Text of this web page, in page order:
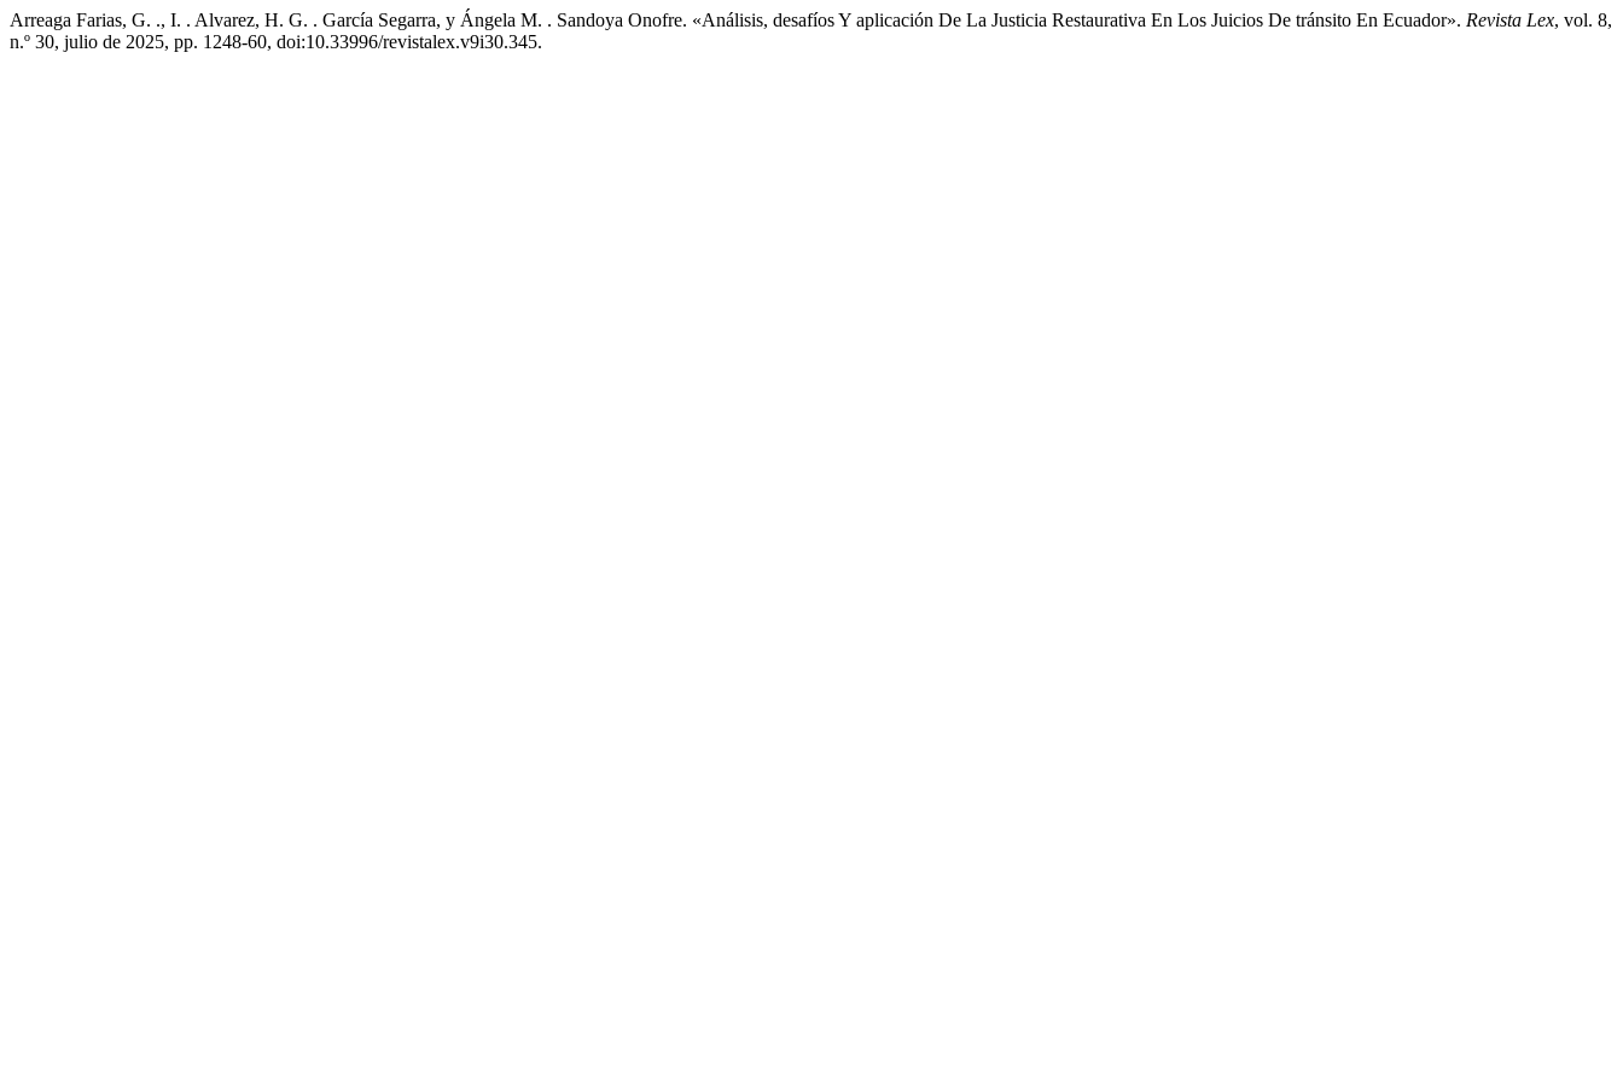
Arreaga Farias, G. ., I. . Alvarez, H. G. . García Segarra, y Ángela M. . Sandoya Onofre. «Análisis, desafíos Y aplicación De La Justicia Restaurativa En Los Juicios De tránsito En Ecuador». Revista Lex, vol. 8,
n.º 30, julio de 2025, pp. 1248-60, doi:10.33996/revistalex.v9i30.345.